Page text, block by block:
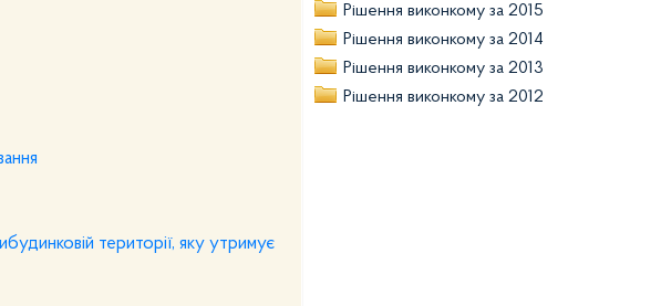
території, яку утримує
Рішення виконкому за 2015
Рішення виконкому за 2014
Рішення виконкому за 2013
Рішення виконкому за 2012